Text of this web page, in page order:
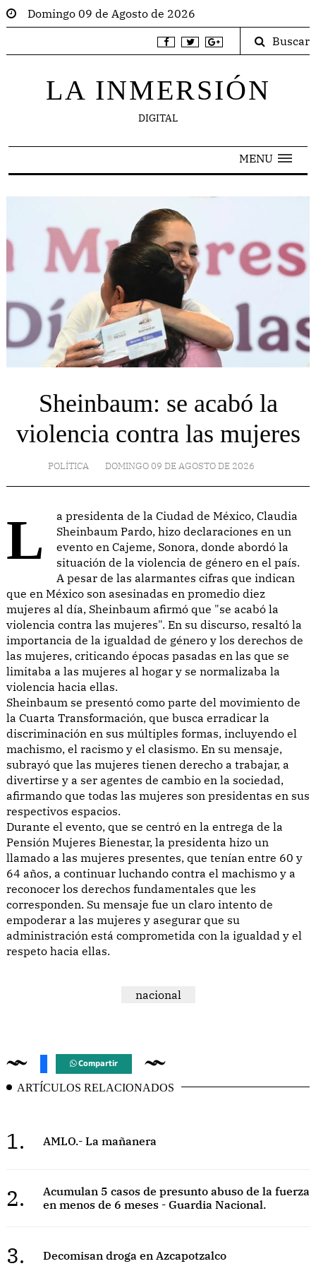
Domingo 09 de Agosto de 2026
Buscar
LA INMERSIÓN
DIGITAL
MENU
Sheinbaum: se acabó la
violencia contra las mujeres
POLÍTICA DOMINGO 09 DE AGOSTO DE 2026
La presidenta de la Ciudad de México, Claudia
Sheinbaum Pardo, hizo declaraciones en un
evento en Cajeme, Sonora, donde abordó la
situación de la violencia de género en el país.
A pesar de las alarmantes cifras que indican
que en México son asesinadas en promedio diez
mujeres al día, Sheinbaum afirmó que "se acabó la
violencia contra las mujeres". En su discurso, resaltó la
importancia de la igualdad de género y los derechos de
las mujeres, criticando épocas pasadas en las que se
limitaba a las mujeres al hogar y se normalizaba la
violencia hacia ellas.
Sheinbaum se presentó como parte del movimiento de
la Cuarta Transformación, que busca erradicar la
discriminación en sus múltiples formas, incluyendo el
machismo, el racismo y el clasismo. En su mensaje,
subrayó que las mujeres tienen derecho a trabajar, a
divertirse y a ser agentes de cambio en la sociedad,
afirmando que todas las mujeres son presidentas en sus
respectivos espacios.
Durante el evento, que se centró en la entrega de la
Pensión Mujeres Bienestar, la presidenta hizo un
llamado a las mujeres presentes, que tenían entre 60 y
64 años, a continuar luchando contra el machismo y a
reconocer los derechos fundamentales que les
corresponden. Su mensaje fue un claro intento de
empoderar a las mujeres y asegurar que su
administración está comprometida con la igualdad y el
respeto hacia ellas.
nacional
Compartir
ARTÍCULOS RELACIONADOS
1. AMLO.- La mañanera
2.
Acumulan 5 casos de presunto abuso de la fuerza
en menos de 6 meses - Guardia Nacional.
3. Decomisan droga en Azcapotzalco